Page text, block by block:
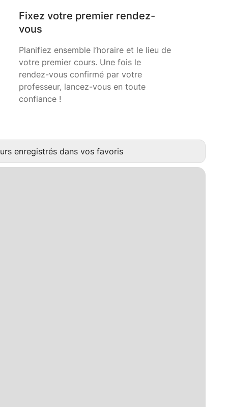
Fixez votre premier rendez-
vous
Planifiez ensemble l’horaire et le lieu de
votre premier cours. Une fois le
rendez-vous confirmé par votre
professeur, lancez-vous en toute
confiance !
enregistrés dans vos favoris